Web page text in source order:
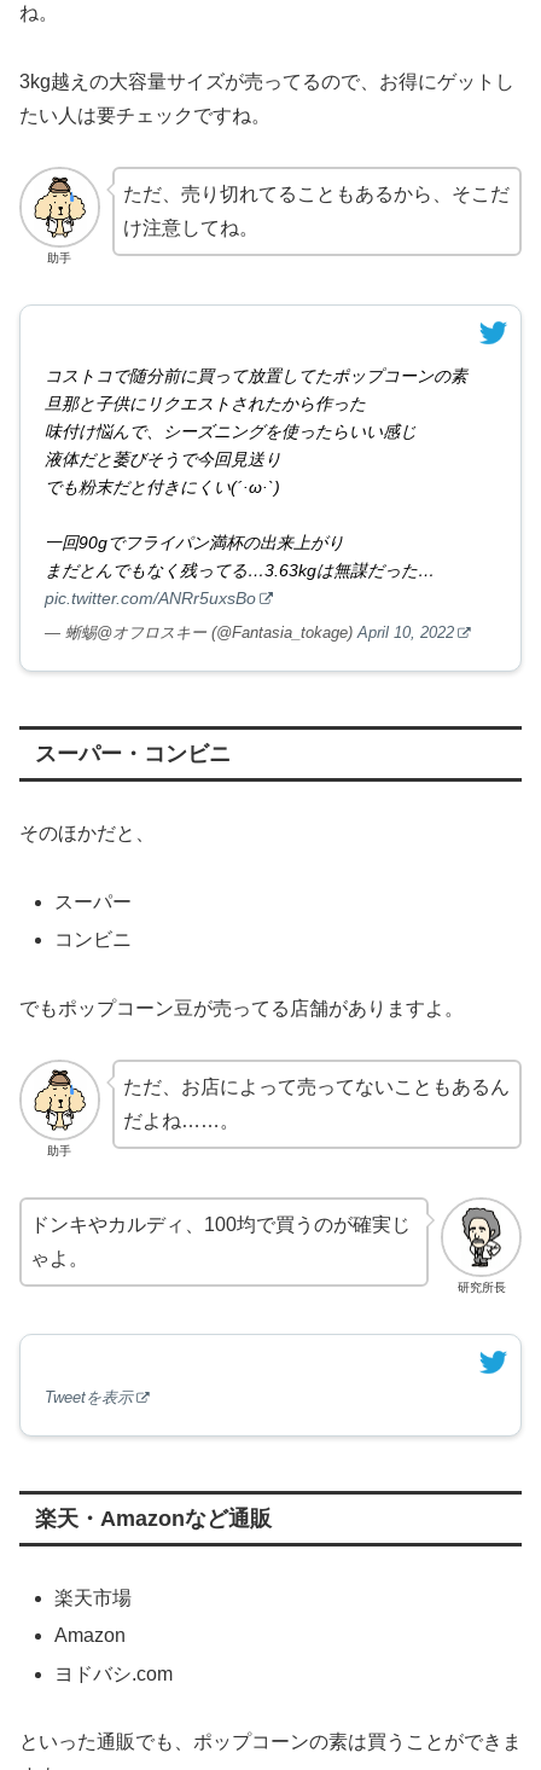
ね。
3kg越えの大容量サイズが売ってるので、お得にゲットし
たい人は要チェックですね。
助手
ただ、売り切れてることもあるから、そこだ
け注意してね。
コストコで随分前に買って放置してたポップコーンの素
旦那と子供にリクエストされたから作った
味付け悩んで、シーズニングを使ったらいい感じ
液体だと萎びそうで今回見送り
でも粉末だと付きにくい(´·ω·`)
一回90gでフライパン満杯の出来上がり
まだとんでもなく残ってる…3.63kgは無謀だった…
pic.twitter.com/ANRr5uxsBo
— 蜥蜴@オフロスキー (@Fantasia_tokage) April 10, 2022
スーパー・コンビニ
そのほかだと、
スーパー
コンビニ
でもポップコーン豆が売ってる店舗がありますよ。
助手
ただ、お店によって売ってないこともあるん
だよね……。
研究所長
ドンキやカルディ、100均で買うのが確実じ
ゃよ。
Tweetを表示
楽天・Amazonなど通販
楽天市場
Amazon
ヨドバシ.com
といった通販でも、ポップコーンの素は買うことができま